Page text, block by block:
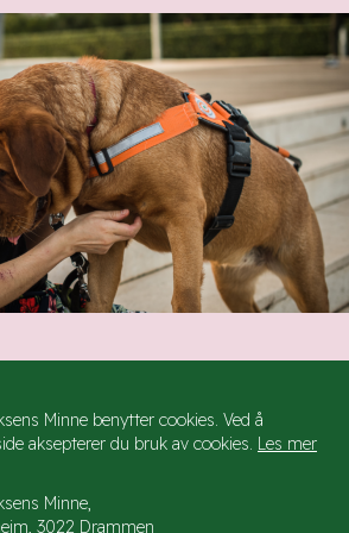
Minne benytter cookies. Ved å
aksepterer du bruk av cookies. Les mer
Minne,
3022 Drammen